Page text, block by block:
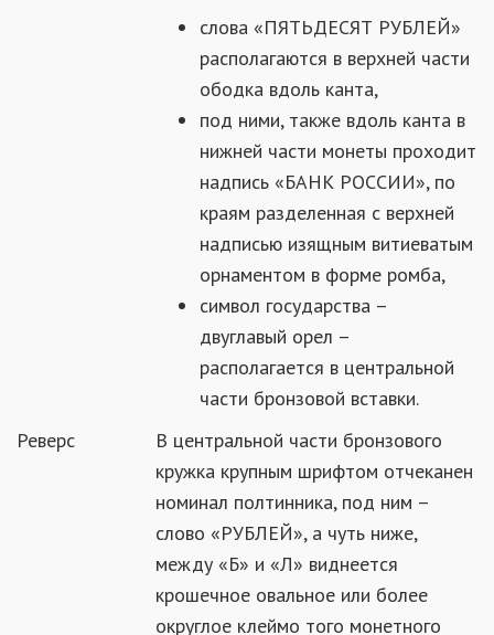
слова «ПЯТЬДЕСЯТ РУБЛЕЙ»
располагаются в верхней части
ободка вдоль канта,
под ними, также вдоль канта в
нижней части монеты проходит
надпись «БАНК РОССИИ», по
краям разделенная с верхней
надписью изящным витиеватым
орнаментом в форме ромба,
символ государства –
двуглавый орел –
располагается в центральной
части бронзовой вставки.
Реверс
В центральной части бронзового
кружка крупным шрифтом отчеканен
номинал полтинника, под ним –
слово «РУБЛЕЙ», а чуть ниже,
между «Б» и «Л» виднеется
крошечное овальное или более
округлое клеймо того монетного